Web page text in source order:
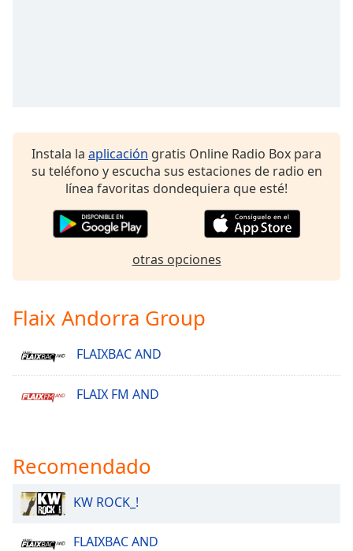
window.
Text
Background
Background
Instala la aplicación gratis Online Radio Box para
su teléfono y escucha sus estaciones de radio en
línea favoritas dondequiera que esté!
otras opciones
Flaix Andorra Group
FLAIXBAC AND
FLAIX FM AND
Recomendado
KW ROCK_!
FLAIXBAC AND